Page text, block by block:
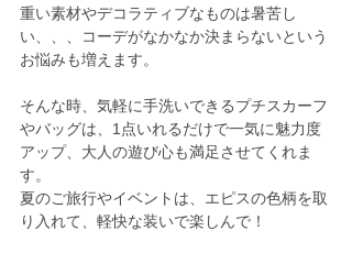
重い素材やデコラティブなものは暑苦し
い、、、コーデがなかなか決まらないという
お悩みも増えます。
そんな時、気軽に手洗いできるプチスカーフ
やバッグは、1点いれるだけで一気に魅力度
アップ、大人の遊び心も満足させてくれま
す。
夏のご旅行やイベントは、エピスの色柄を取
り入れて、軽快な装いで楽しんで！